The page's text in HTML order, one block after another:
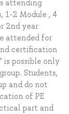
attending
1-2 Module , 4
2nd year
attended for
certification
is possible only
Students,
and do not
of PE
part and